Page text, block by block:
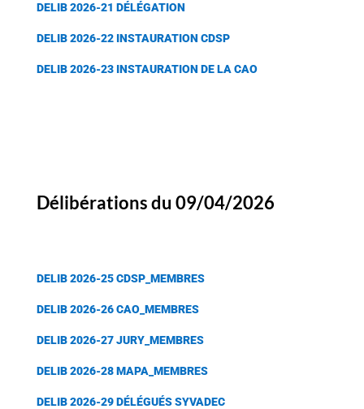
DELIB 2026-21 DÉLÉGATION
DELIB 2026-22 INSTAURATION CDSP
DELIB 2026-23 INSTAURATION DE LA CAO
Délibérations du 09/04/2026
DELIB 2026-25 CDSP_MEMBRES
DELIB 2026-26 CAO_MEMBRES
DELIB 2026-27 JURY_MEMBRES
DELIB 2026-28 MAPA_MEMBRES
DELIB 2026-29 DÉLÉGUÉS SYVADEC